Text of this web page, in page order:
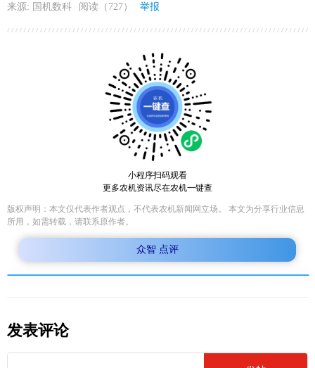
来源: 国机数科 阅读（727） 举报
小程序扫码观看
更多农机资讯尽在农机一键查
版权声明：本文仅代表作者观点，不代表农机新闻网立场。 本文为分享行业信息
所用，如需转载，请联系原作者。
众智 点评
发表评论